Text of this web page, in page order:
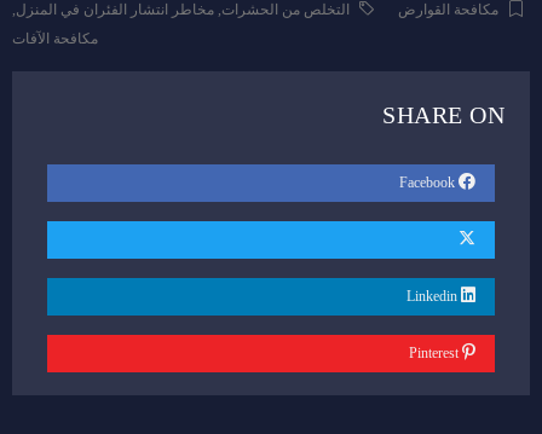
مكافحة القوارض التخلص من الحشرات, مخاطر انتشار الفئران في المنزل,
مكافحة الآفات
SHARE ON